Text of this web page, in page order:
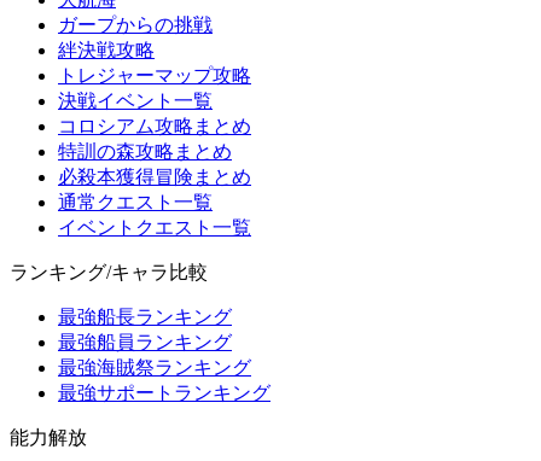
ガープからの挑戦
絆決戦攻略
トレジャーマップ攻略
決戦イベント一覧
コロシアム攻略まとめ
特訓の森攻略まとめ
必殺本獲得冒険まとめ
通常クエスト一覧
イベントクエスト一覧
ランキング/キャラ比較
最強船長ランキング
最強船員ランキング
最強海賊祭ランキング
最強サポートランキング
能力解放